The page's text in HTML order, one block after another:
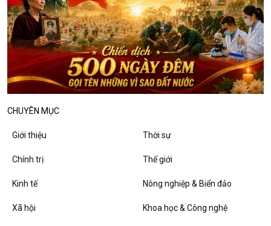
VOV1 đặc biệt
CHUYÊN MỤC
Giới thiệu Thời sự
Chính trị Thế giới
Kinh tế Nông nghiệp & Biển đảo
Xã hội Khoa học & Công nghệ